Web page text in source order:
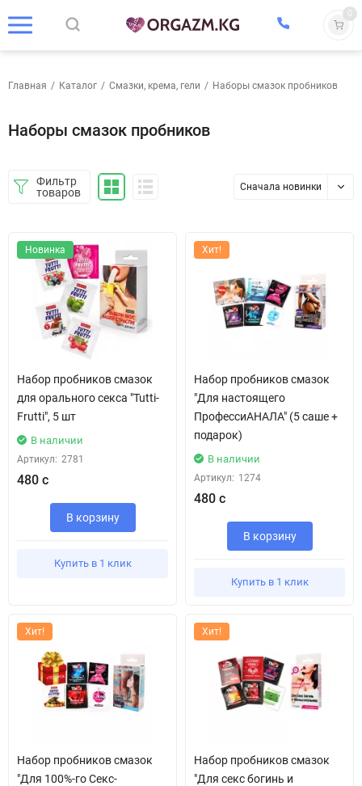
0
Главная / Каталог / Смазки, крема, гели / Наборы смазок пробников
Наборы смазок пробников
Фильтр
товаров
Сначала новинки
Новинка
Набор пробников смазок
для орального секса "Tutti-
Frutti", 5 шт
В наличии
Артикул: 2781
480 с
В корзину
Купить в 1 клик
Хит!
Набор пробников смазок
"Для настоящего
ПрофессиАНАЛА" (5 саше +
подарок)
В наличии
Артикул: 1274
480 с
В корзину
Купить в 1 клик
Хит!
Набор пробников смазок
"Для 100%-го Секс-
Хит!
Набор пробников смазок
"Для секс богинь и